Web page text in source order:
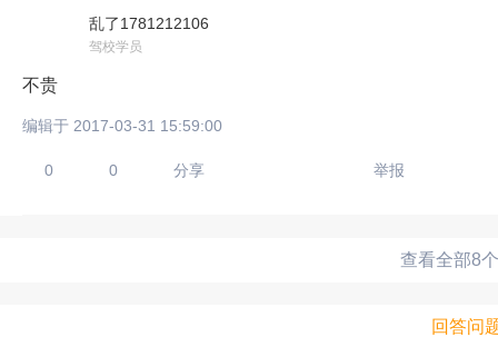
乱了1781212106
驾校学员
不贵
编辑于 2017-03-31 15:59:00
0 0 分享 举报
查看全部8
回答问